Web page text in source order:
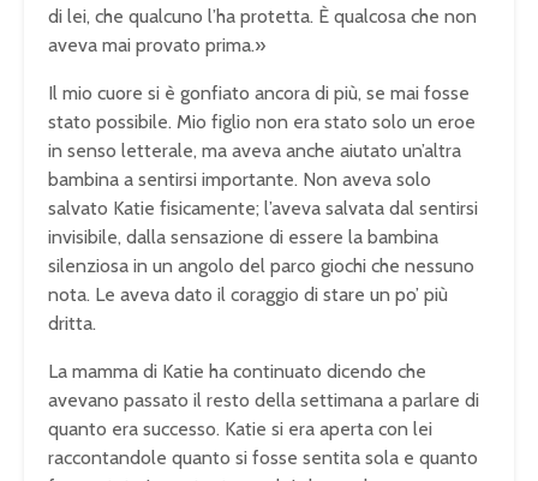
di lei, che qualcuno l’ha protetta. È qualcosa che non
aveva mai provato prima.»
Il mio cuore si è gonfiato ancora di più, se mai fosse
stato possibile. Mio figlio non era stato solo un eroe
in senso letterale, ma aveva anche aiutato un’altra
bambina a sentirsi importante. Non aveva solo
salvato Katie fisicamente; l’aveva salvata dal sentirsi
invisibile, dalla sensazione di essere la bambina
silenziosa in un angolo del parco giochi che nessuno
nota. Le aveva dato il coraggio di stare un po’ più
dritta.
La mamma di Katie ha continuato dicendo che
avevano passato il resto della settimana a parlare di
quanto era successo. Katie si era aperta con lei
raccontandole quanto si fosse sentita sola e quanto